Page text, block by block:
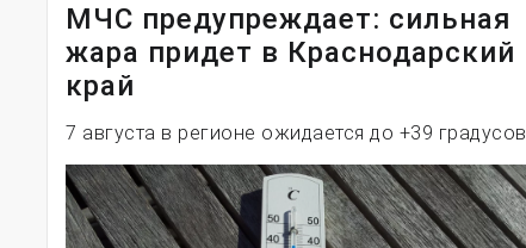
МЧС предупреждает: сильная
жара придет в Краснодарский
край
7 августа в регионе ожидается до +39 градусов